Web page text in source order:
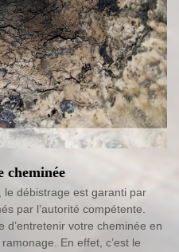
cheminée
le débistrage est garanti par
par l’autorité compétente.
d’entretenir votre cheminée en
En effet, c’est le